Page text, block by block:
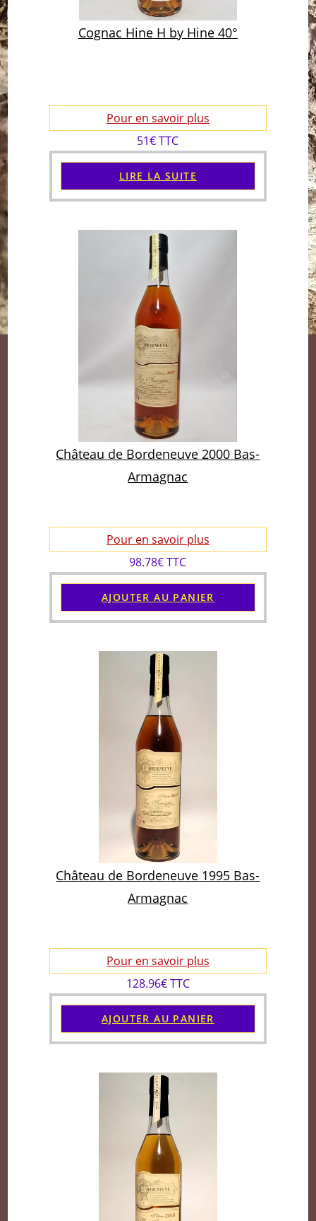
Cognac Hine H by Hine 40°
Pour en savoir plus
51€ TTC
LIRE LA SUITE
Château de Bordeneuve 2000 Bas-
Armagnac
Pour en savoir plus
98.78€ TTC
AJOUTER AU PANIER
Château de Bordeneuve 1995 Bas-
Armagnac
Pour en savoir plus
128.96€ TTC
AJOUTER AU PANIER